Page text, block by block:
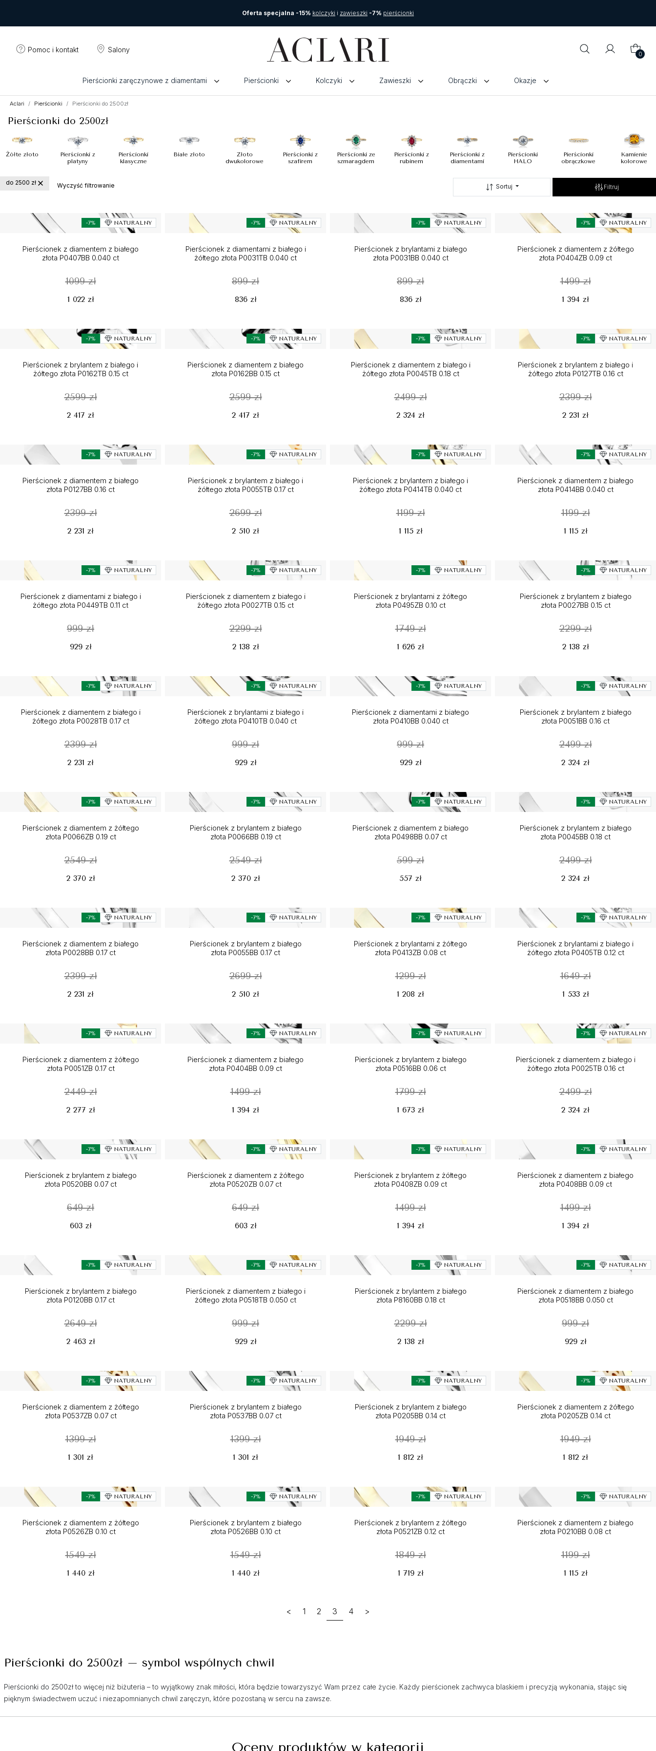
Oferta specjalna -15% kolczyki i zawieszki -7% pierścionki
Pomoc i kontakt Salony
0
Pierścionki zaręczynowe z diamentami Pierścionki Kolczyki Zawieszki Obrączki Okazje
Aclari Pierścionki Pierścionki do 2500zł
Pierścionki do 2500zł
Żółte złoto
Pierścionki z
platyny
Pierścionki
klasyczne
Białe złoto
Złoto
dwukolorowe
Pierścionki z
szafirem
Pierścionki ze
szmaragdem
Pierścionki z
rubinem
Pierścionki z
diamentami
Pierścionki
HALO
Pierścionki
obrączkowe
Kamienie
kolorowe
do 2500 zł Wyczyść filtrowanie Sortuj Filtruj
-7% NATURALNY
Pierścionek z diamentem z białego
złota P0407BB 0.040 ct
1099 zł
1 022 zł
-7% NATURALNY
Pierścionek z diamentami z białego i
żółtego złota P0031TB 0.040 ct
899 zł
836 zł
-7% NATURALNY
Pierścionek z brylantami z białego
złota P0031BB 0.040 ct
899 zł
836 zł
-7% NATURALNY
Pierścionek z diamentem z żółtego
złota P0404ZB 0.09 ct
1499 zł
1 394 zł
-7% NATURALNY
Pierścionek z brylantem z białego i
żółtego złota P0162TB 0.15 ct
2599 zł
2 417 zł
-7% NATURALNY
Pierścionek z diamentem z białego
złota P0162BB 0.15 ct
2599 zł
2 417 zł
-7% NATURALNY
Pierścionek z diamentem z białego i
żółtego złota P0045TB 0.18 ct
2499 zł
2 324 zł
-7% NATURALNY
Pierścionek z brylantem z białego i
żółtego złota P0127TB 0.16 ct
2399 zł
2 231 zł
-7% NATURALNY
Pierścionek z diamentem z białego
złota P0127BB 0.16 ct
2399 zł
2 231 zł
-7% NATURALNY
Pierścionek z brylantem z białego i
żółtego złota P0055TB 0.17 ct
2699 zł
2 510 zł
-7% NATURALNY
Pierścionek z brylantem z białego i
żółtego złota P0414TB 0.040 ct
1199 zł
1 115 zł
-7% NATURALNY
Pierścionek z diamentem z białego
złota P0414BB 0.040 ct
1199 zł
1 115 zł
-7% NATURALNY
Pierścionek z diamentami z białego i
żółtego złota P0449TB 0.11 ct
999 zł
929 zł
-7% NATURALNY
Pierścionek z diamentem z białego i
żółtego złota P0027TB 0.15 ct
2299 zł
2 138 zł
-7% NATURALNY
Pierścionek z brylantami z żółtego
złota P0495ZB 0.10 ct
1749 zł
1 626 zł
-7% NATURALNY
Pierścionek z brylantem z białego
złota P0027BB 0.15 ct
2299 zł
2 138 zł
-7% NATURALNY
Pierścionek z diamentem z białego i
żółtego złota P0028TB 0.17 ct
2399 zł
2 231 zł
-7% NATURALNY
Pierścionek z brylantami z białego i
żółtego złota P0410TB 0.040 ct
999 zł
929 zł
-7% NATURALNY
Pierścionek z diamentami z białego
złota P0410BB 0.040 ct
999 zł
929 zł
-7% NATURALNY
Pierścionek z brylantem z białego
złota P0051BB 0.16 ct
2499 zł
2 324 zł
-7% NATURALNY
Pierścionek z diamentem z żółtego
złota P0066ZB 0.19 ct
2549 zł
2 370 zł
-7% NATURALNY
Pierścionek z brylantem z białego
złota P0066BB 0.19 ct
2549 zł
2 370 zł
-7% NATURALNY
Pierścionek z diamentem z białego
złota P0498BB 0.07 ct
599 zł
557 zł
-7% NATURALNY
Pierścionek z brylantem z białego
złota P0045BB 0.18 ct
2499 zł
2 324 zł
-7% NATURALNY
Pierścionek z diamentem z białego
złota P0028BB 0.17 ct
2399 zł
2 231 zł
-7% NATURALNY
Pierścionek z brylantem z białego
złota P0055BB 0.17 ct
2699 zł
2 510 zł
-7% NATURALNY
Pierścionek z brylantami z żółtego
złota P0413ZB 0.08 ct
1299 zł
1 208 zł
-7% NATURALNY
Pierścionek z brylantami z białego i
żółtego złota P0405TB 0.12 ct
1649 zł
1 533 zł
-7% NATURALNY
Pierścionek z diamentem z żółtego
złota P0051ZB 0.17 ct
2449 zł
2 277 zł
-7% NATURALNY
Pierścionek z diamentem z białego
złota P0404BB 0.09 ct
1499 zł
1 394 zł
-7% NATURALNY
Pierścionek z brylantem z białego
złota P0516BB 0.06 ct
1799 zł
1 673 zł
-7% NATURALNY
Pierścionek z diamentem z białego i
żółtego złota P0025TB 0.16 ct
2499 zł
2 324 zł
-7% NATURALNY
Pierścionek z brylantem z białego
złota P0520BB 0.07 ct
649 zł
603 zł
-7% NATURALNY
Pierścionek z diamentem z żółtego
złota P0520ZB 0.07 ct
649 zł
603 zł
-7% NATURALNY
Pierścionek z brylantem z żółtego
złota P0408ZB 0.09 ct
1499 zł
1 394 zł
-7% NATURALNY
Pierścionek z diamentem z białego
złota P0408BB 0.09 ct
1499 zł
1 394 zł
-7% NATURALNY
Pierścionek z brylantem z białego
złota P0120BB 0.17 ct
2649 zł
2 463 zł
-7% NATURALNY
Pierścionek z diamentem z białego i
żółtego złota P0518TB 0.050 ct
999 zł
929 zł
-7% NATURALNY
Pierścionek z brylantem z białego
złota P8160BB 0.18 ct
2299 zł
2 138 zł
-7% NATURALNY
Pierścionek z diamentem z białego
złota P0518BB 0.050 ct
999 zł
929 zł
-7% NATURALNY
Pierścionek z diamentem z żółtego
złota P0537ZB 0.07 ct
1399 zł
1 301 zł
-7% NATURALNY
Pierścionek z brylantem z białego
złota P0537BB 0.07 ct
1399 zł
1 301 zł
-7% NATURALNY
Pierścionek z brylantem z białego
złota P0205BB 0.14 ct
1949 zł
1 812 zł
-7% NATURALNY
Pierścionek z diamentem z żółtego
złota P0205ZB 0.14 ct
1949 zł
1 812 zł
-7% NATURALNY
Pierścionek z diamentem z żółtego
złota P0526ZB 0.10 ct
1549 zł
1 440 zł
-7% NATURALNY
Pierścionek z brylantem z białego
złota P0526BB 0.10 ct
1549 zł
1 440 zł
-7% NATURALNY
Pierścionek z brylantem z żółtego
złota P0521ZB 0.12 ct
1849 zł
1 719 zł
-7% NATURALNY
Pierścionek z diamentem z białego
złota P0210BB 0.08 ct
1199 zł
1 115 zł
< 1 2 3 4 >
Pierścionki do 2500zł – symbol wspólnych chwil
Pierścionki do 2500zł to więcej niż biżuteria – to wyjątkowy znak miłości, która będzie towarzyszyć Wam przez całe życie. Każdy pierścionek zachwyca blaskiem i precyzją wykonania, stając się
pięknym świadectwem uczuć i niezapomnianych chwil zaręczyn, które pozostaną w sercu na zawsze.
Oceny produktów w kategorii